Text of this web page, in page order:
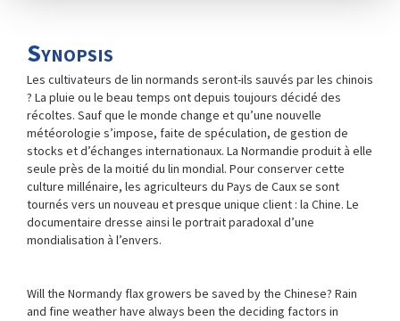
Synopsis
Les cultivateurs de lin normands seront-ils sauvés par les chinois
? La pluie ou le beau temps ont depuis toujours décidé des
récoltes. Sauf que le monde change et qu’une nouvelle
météorologie s’impose, faite de spéculation, de gestion de
stocks et d’échanges internationaux. La Normandie produit à elle
seule près de la moitié du lin mondial. Pour conserver cette
culture millénaire, les agriculteurs du Pays de Caux se sont
tournés vers un nouveau et presque unique client : la Chine. Le
documentaire dresse ainsi le portrait paradoxal d’une
mondialisation à l’envers.
Will the Normandy flax growers be saved by the Chinese? Rain
and fine weather have always been the deciding factors in